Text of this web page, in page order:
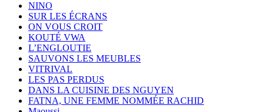
NINO
SUR LES ÉCRANS
ON VOUS CROIT
KOUTÉ VWA
L’ENGLOUTIE
SAUVONS LES MEUBLES
VITRIVAL
LES PAS PERDUS
DANS LA CUISINE DES NGUYEN
FATNA, UNE FEMME NOMMÉE RACHID